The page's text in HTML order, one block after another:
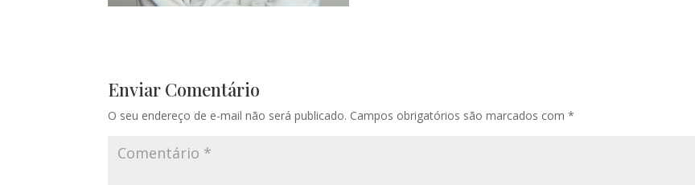
Enviar Comentário
O seu endereço de e-mail não será publicado. Campos obrigatórios são marcados com*